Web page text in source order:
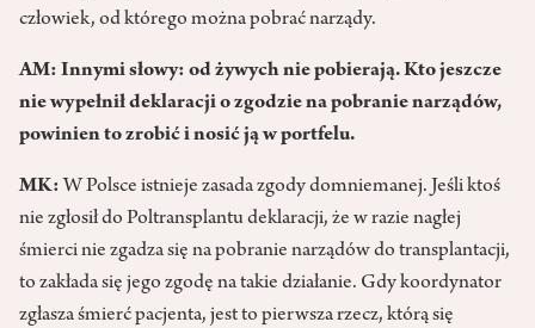
człowiek, od którego można pobrać narządy.
AM: Innymi słowy: od żywych nie pobierają. Kto jeszcze
nie wypełnił deklaracji o zgodzie na pobranie narządów,
powinien to zrobić i nosić ją w portfelu.
MK: W Polsce istnieje zasada zgody domniemanej. Jeśli ktoś
nie zgłosił do Poltransplantu deklaracji, że w razie nagłej
śmierci nie zgadza się na pobranie narządów do transplantacji,
to zakłada się jego zgodę na takie działanie. Gdy koordynator
zgłasza śmierć pacjenta, jest to pierwsza rzecz, którą się